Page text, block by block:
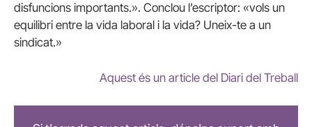
disfuncions importants.». Conclou l’escriptor: «vols un
equilibri entre la vida laboral i la vida? Uneix-te a un
sindicat.»
Aquest és un article del Diari del Treball